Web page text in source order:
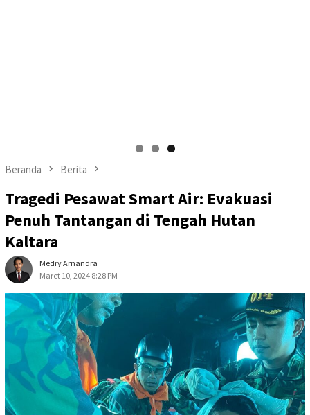
Beranda Berita
Tragedi Pesawat Smart Air: Evakuasi
Penuh Tantangan di Tengah Hutan
Kaltara
Medry Arnandra
Maret 10, 2024 8:28 PM